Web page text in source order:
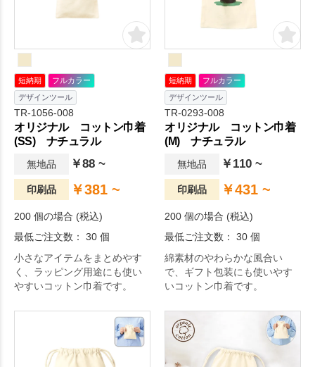
短納期
フルカラー
デザインツール
TR-1056-008
オリジナル コットン巾着
(SS) ナチュラル
無地品 ￥88 ~
印刷品 ￥381 ~
200 個の場合 (税込)
最低ご注文数： 30 個
小さなアイテムをまとめやす
く、ラッピング用途にも使い
やすいコットン巾着です。
短納期
フルカラー
デザインツール
TR-0293-008
オリジナル コットン巾着
(M) ナチュラル
無地品 ￥110 ~
印刷品 ￥431 ~
200 個の場合 (税込)
最低ご注文数： 30 個
綿素材のやわらかな風合い
で、ギフト包装にも使いやす
いコットン巾着です。